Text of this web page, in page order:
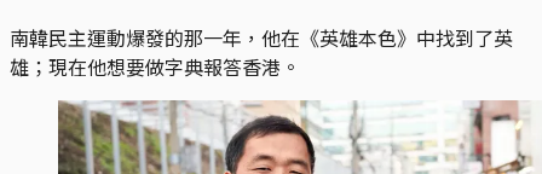
南韓民主運動爆發的那一年，他在《英雄本色》中找到了英
雄；現在他想要做字典報答香港。